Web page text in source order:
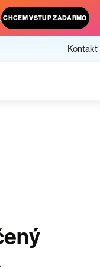
CHCEM VSTUP ZADARMO
Kontakt